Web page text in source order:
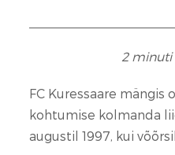
2 minuti
FC Kuressaare mängis
kohtumise kolmanda
augustil 1997, kui